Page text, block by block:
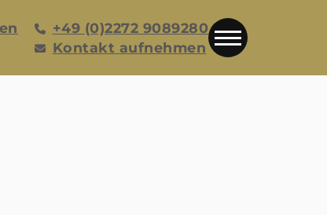
+49 (0)2272 9089280
Kontakt aufnehmen